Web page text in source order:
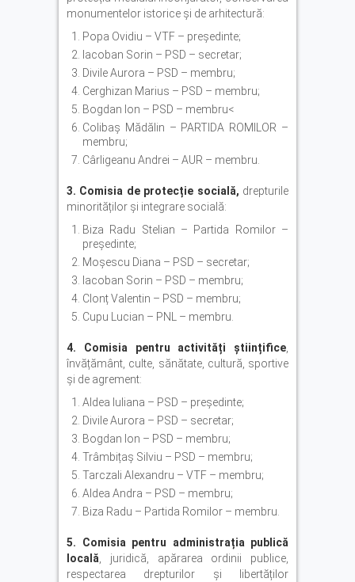
monumentelor istorice și de arhitectură:
Popa Ovidiu – VTF – președinte;
Iacoban Sorin – PSD – secretar;
Divile Aurora – PSD – membru;
Cerghizan Marius – PSD – membru;
Bogdan Ion – PSD – membru<
Colibaș Mădălin – PARTIDA ROMILOR –
membru;
Cârligeanu Andrei – AUR – membru.
3. Comisia de protecție socială, drepturile
minorităților și integrare socială:
Biza Radu Stelian – Partida Romilor –
președinte;
Moșescu Diana – PSD – secretar;
Iacoban Sorin – PSD – membru;
Clonț Valentin – PSD – membru;
Cupu Lucian – PNL – membru.
4. Comisia pentru activități științifice
învățământ, culte, sănătate, cultură, sportive
și de agrement:
Aldea Iuliana – PSD – președinte;
Divile Aurora – PSD – secretar;
Bogdan Ion – PSD – membru;
Trâmbițaș Silviu – PSD – membru;
Tarczali Alexandru – VTF – membru;
Aldea Andra – PSD – membru;
Biza Radu – Partida Romilor – membru.
5. Comisia pentru administrația publică
locală , juridică, apărarea ordinii publice,
respectarea drepturilor și libertăților